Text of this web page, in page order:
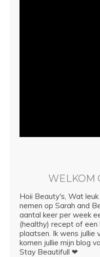
WELKOM
Hoii Beauty's, Wat
nemen op Sarah and
aantal keer per week
(healthy) recept of
plaatsen. Ik wens jullie
komen jullie mijn blog
Stay Beautifull ❤